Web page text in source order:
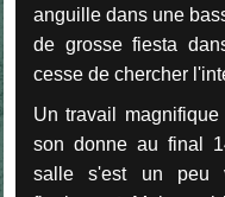
anguille dans une
de grosse fiesta
cesse de chercher
Un travail
son donne au final
salle s'est un peu